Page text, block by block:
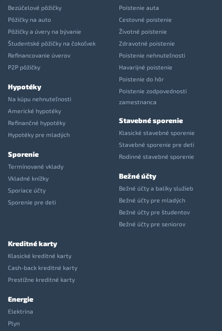
Bezúčelové pôžičky
Pôžičky na auto
Pôžičky a úvery na bývanie
Študentské pôžičky na čokoľvek
Refinancovanie úverov
P2P pôžičky
Hypotéky
Na kúpu nehnuteľnosti
Americké hypotéky
Refinančné hypotéky
Hypotéky pre mladých
Sporenie
Termínované vklady
Vkladné knížky
Sporiace účty
Sporenie pre deti
Poistenie auta
Cestovné poistenie
Životné poistenie
Zdravotné poistenie
Poistenie nehnuteľnosti
Havarijné poistenie
Poistenie do hôr
Poistenie zodpovednosti
zamestnanca
Stavebné sporenie
Klasické stavebné sporenie
Stavebné sporenie pre deti
Rodinné stavebné sporenie
Bežné účty
Bežné účty a balíky služieb
Bežné účty pre mladých
Bežné účty pre študentov
Bežné účty pre seniorov
Kreditné karty
Klasické kreditné karty
Cash-back kreditné karty
Prestížne kreditné karty
Energie
Elektrina
Plyn